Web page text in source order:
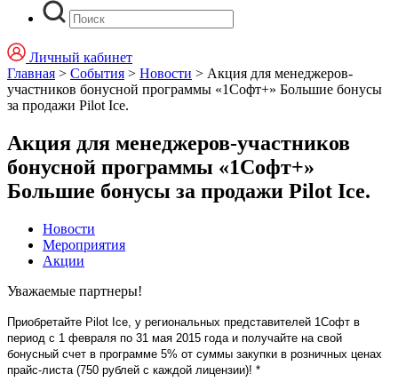
Личный кабинет
Главная > События > Новости > Акция для менеджеров-
участников бонусной программы «1Софт+» Большие бонусы
за продажи Pilot Ice.
Акция для менеджеров-участников
бонусной программы «1Софт+»
Большие бонусы за продажи Pilot Ice.
Новости
Мероприятия
Акции
Уважаемые партнеры!
Приобретайте Pilot Ice , у региональных представителей 1Софт в
период с 1 февраля по 31 мая 2015 года и получайте на свой
бонусный счет в программе 5% от суммы закупки в розничных ценах
прайс-листа (750 рублей с каждой лицензии)! *